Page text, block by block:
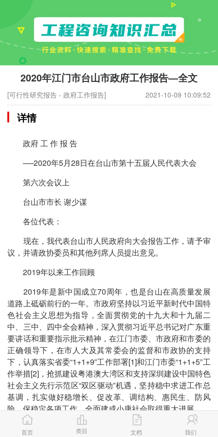
2020年江门市台山市政府工作报告—全文
[可行性研究报告 - 政府工作报告] 2021-10-09 10:09:52
详情
政府 工 作 报 告
──2020年5月28日在台山市第十五届人民代表大会
第六次会议上
台山市市长 谢少谋
各位代表：
现在，我代表台山市人民政府向大会报告工作，请予审
议，并请政协委员和其他列席人员提出意见。
2019年以来工作回顾
2019年是新中国成立70周年，也是台山在高质量发展
道路上砥砺前行的一年。市政府坚持以习近平新时代中国特
色社会主义思想为指导，全面贯彻党的十九大和十九届二
中、三中、四中全会精神，深入贯彻习近平总书记对广东重
要讲话和重要指示批示精神，在江门市委、市政府和市委的
正确领导下，在市人大及其常委会的监督和市政协的支持
下，认真落实省委“1+1+9”工作部署[1]和江门市委“1+1+5”工
作举措[2]，抢抓建设粤港澳大湾区和支持深圳建设中国特色
社会主义先行示范区“双区驱动”机遇，坚持稳中求进工作总
基调，扎实做好稳增长、促改革、调结构、惠民生、防风
险、保稳定各项工作，全面建成小康社会取得重大进展。
——过去一年，我们紧盯目标，奋力拼搏，较好完成全
首页 类目 文档 我们